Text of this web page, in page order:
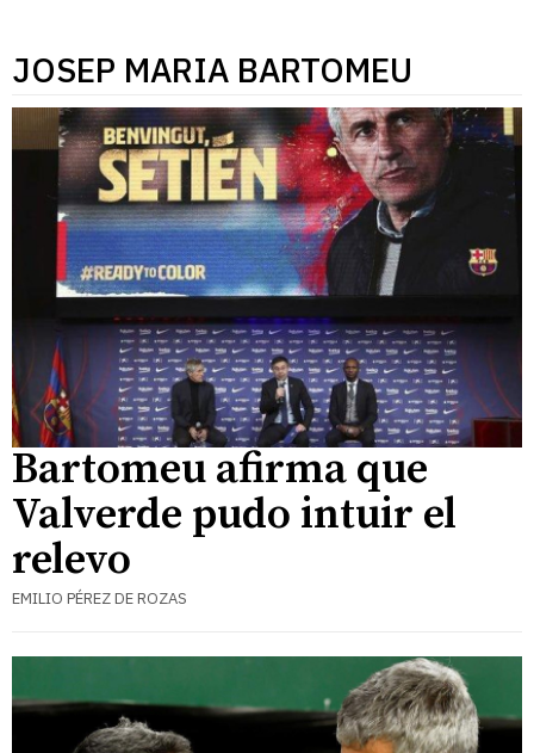
JOSEP MARIA BARTOMEU
Bartomeu afirma que
Valverde pudo intuir el
relevo
EMILIO PÉREZ DE ROZAS